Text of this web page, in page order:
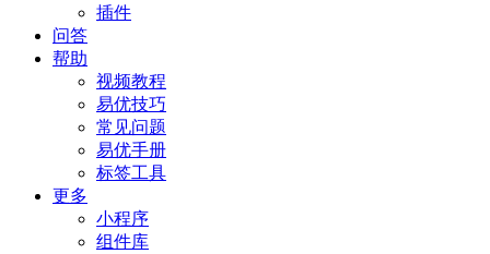
插件
问答
帮助
视频教程
易优技巧
常见问题
易优手册
标签工具
更多
小程序
组件库